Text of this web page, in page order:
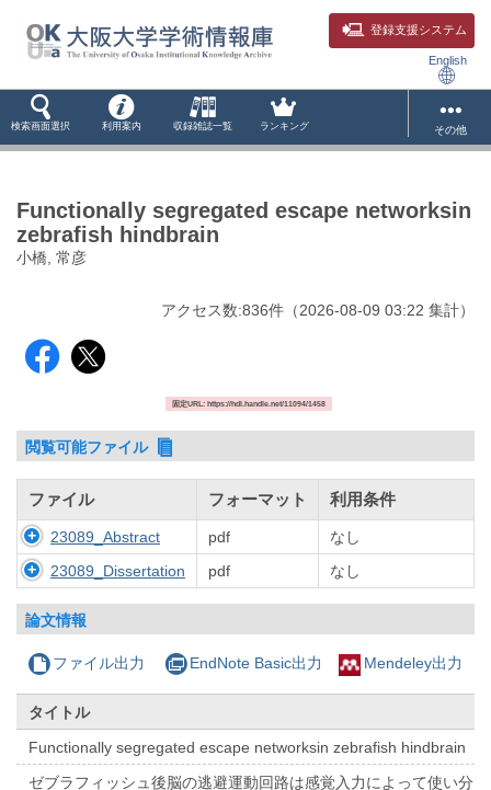
登録支援システム
English
検索画面選択 利用案内 収録雑誌一覧 ランキング その他
Functionally segregated escape networksin
zebrafish hindbrain
小橋, 常彦
アクセス数:836件 （2026-08-09 03:22 集計）
固定URL: https://hdl.handle.net/11094/1458
閲覧可能ファイル
ファイル フォーマット 利用条件
23089_Abstract pdf
なし
23089_Dissertation
pdf なし
論文情報
ファイル出力 EndNote Basic出力 Mendeley出力
タイトル
Functionally segregated escape networksin zebrafish hindbrain
ゼブラフィッシュ後脳の逃避運動回路は感覚入力によって使い分